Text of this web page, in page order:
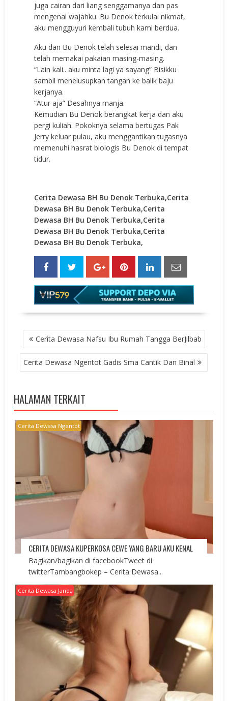
juga cairan dari liang senggamanya dan pas
mengenai wajahku. Bu Denok terkulai nikmat,
aku mengguyuri kembali tubuh kami berdua.
Aku dan Bu Denok telah selesai mandi, dan
telah memakai pakaian masing-masing.
“Lain kali.. aku minta lagi ya sayang” Bisikku
sambil menelusupkan tangan ke balik baju
kerjanya.
“Atur aja” Desahnya manja.
Kemudian Bu Denok berangkat kerja dan aku
pergi kuliah. Pokoknya selama bertugas Pak
Jerry keluar pulau, aku menggantikan tugasnya
memenuhi hasrat biologis Bu Denok di tempat
tidur.
Cerita Dewasa BH Bu Denok Terbuka,Cerita
Dewasa BH Bu Denok Terbuka,Cerita
Dewasa BH Bu Denok Terbuka,Cerita
Dewasa BH Bu Denok Terbuka,Cerita
Dewasa BH Bu Denok Terbuka,
POST
NAVIGATION
Cerita Dewasa Nafsu Ibu Rumah Tangga BerJilbab
Cerita Dewasa Ngentot Gadis Sma Cantik Dan Binal
HALAMAN TERKAIT
Cerita Dewasa Ngentot
CERITA DEWASA KUPERKOSA CEWE YANG BARU AKU KENAL
Bagikan/bagikan di facebookTweet di
twitterTambangbokep – Cerita Dewasa...
Cerita Dewasa Janda